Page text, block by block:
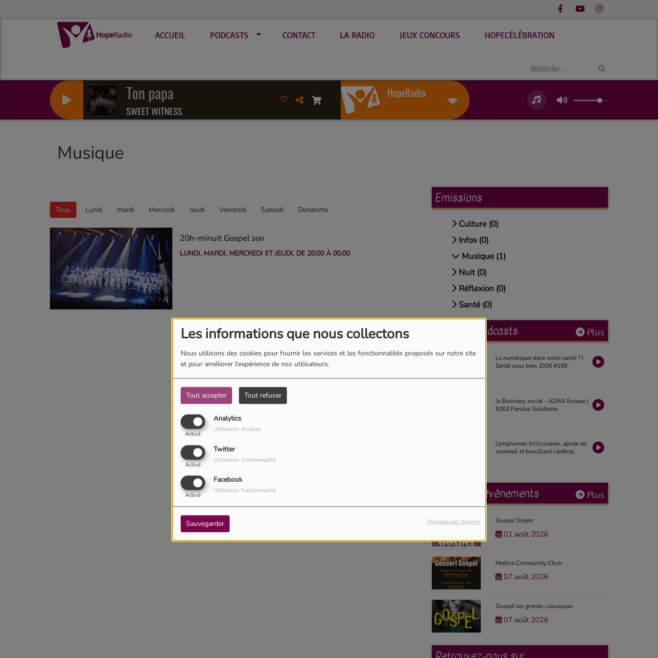
Les informations que nous collectons
Nous utilisons des cookies pour fournir les services et les fonctionnalités proposés sur notre site
et pour améliorer l'expérience de nos utilisateurs.
Tout accepter Tout refuser
Analytics
Activé
Utilisation: Analyse
Twitter
Activé
Utilisation: Fonctionnalité
Facebook
Activé
Utilisation: Fonctionnalité
Sauvegarder Propulsé par Orejime
ACCUEIL PODCASTS CONTACT LA RADIO JEUX CONCOURS HOPECÉLÉBRATION
Ton papa
SWEET WITNESS
HopeRadio
Musique
Tous Lundi Mardi Mercredi Jeudi Vendredi Samedi Dimanche
20h-minuit Gospel soir
LUNDI, MARDI, MERCREDI ET JEUDI, DE 20:00 À 00:00
Emissions
Culture (0)
Infos (0)
Musique (1)
Nuit (0)
Réflexion (0)
Santé (0)
Plus
Derniers podcasts
Le numérique dans notre santé ? |
Santé vous bien 2026 #199
le Business social - ADRA Europe |
#202 Paroles Solidaires
Lymphomes folliculaires, apnée du
sommeil et brouillard cérébral
Plus
Prochains évènements
Gospel Dream
01 août 2026
Medina Community Choir
07 août 2026
Gospel les grands classiques
07 août 2026